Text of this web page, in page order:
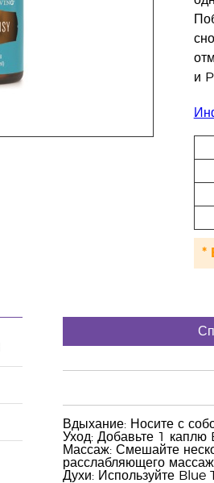
и
*
Вдыхание: Носите с
Уход: Добавьте 1 каплю
Массаж: Смешайте
расслабляющего
Духи: Используйте Blue